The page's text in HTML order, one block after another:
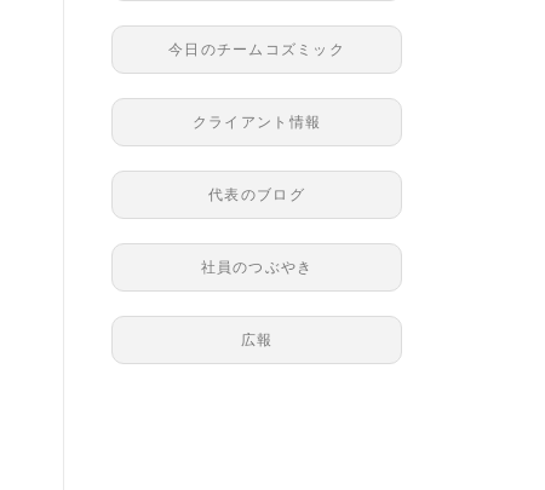
今日のチームコズミック
クライアント情報
代表のブログ
社員のつぶやき
広報